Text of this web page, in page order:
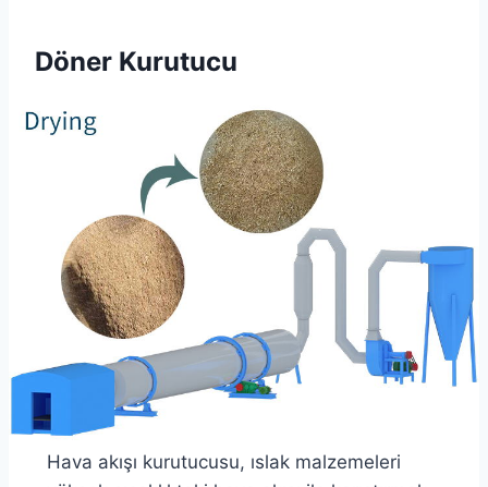
Döner Kurutucu
Hava akışı kurutucusu, ıslak malzemeleri